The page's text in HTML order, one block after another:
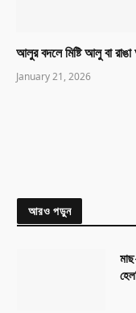
আলুর বদলে মিষ্টি আলু বা
January 21, 2026
আরও পড়ুন